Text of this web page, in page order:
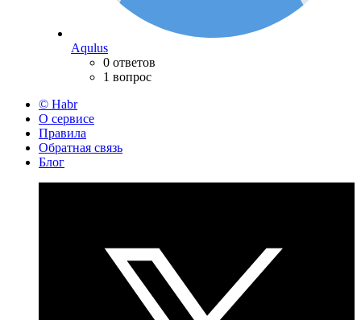
Aqulus
0 ответов
1 вопрос
© Habr
О сервисе
Правила
Обратная связь
Блог